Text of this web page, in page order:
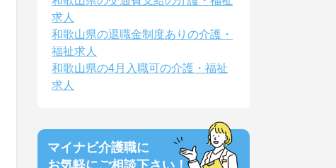
求人
和歌山県の退職金制度ありの介護・
福祉求人
和歌山県の4月入職可の介護・福祉
求人
マイナビ介護職に
お気軽にご相談下さい！